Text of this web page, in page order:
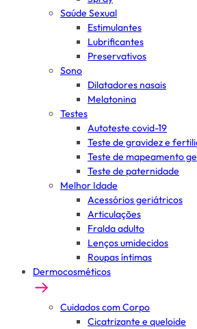
Saúde Sexual
Estimulantes
Lubrificantes
Preservativos
Sono
Dilatadores nasais
Melatonina
Testes
Autoteste covid-19
Teste de gravidez e
Teste de mapeamento
Teste de paternidade
Melhor Idade
Acessórios geriátricos
Articulações
Fralda adulto
Lenços umidecidos
Roupas íntimas
Dermocosméticos
Cuidados com Corpo
Cicatrizante e queloide